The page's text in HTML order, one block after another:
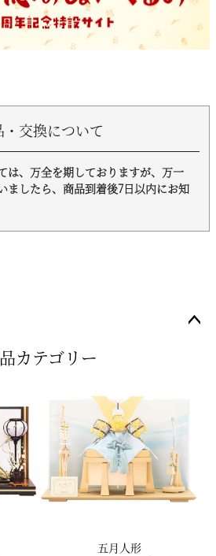
・交換について
は、万全を期しておりますが、万一
ましたら、商品到着後7日以内にお知
カテゴリー
五月人形